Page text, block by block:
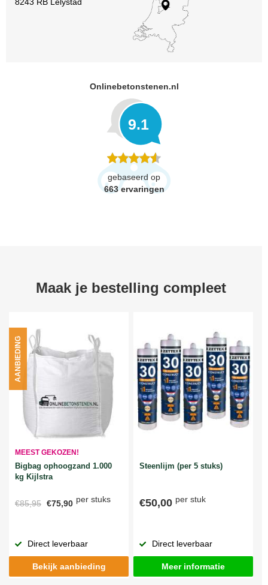
Onlinebetonstenen.nl
9.1
gebaseerd op
663 ervaringen
Maak je bestelling compleet
MEEST GEKOZEN!
Bigbag ophoogzand 1.000
kg Kijlstra
€85,95 €75,90 per stuks
AANBIEDING
Direct leverbaar
Bekijk aanbieding
Steenlijm (per 5 stuks)
€50,00 per stuk
Direct leverbaar
Meer informatie